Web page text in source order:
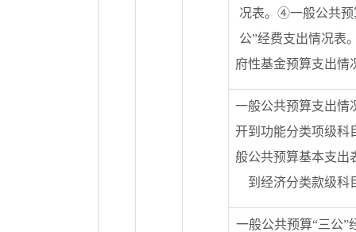
况表。④一般公共预
公”经费支出情况表
府性基金预算支出情
一般公共预算支出情
开到功能分类项级科
般公共预算基本支出
到经济分类款级科
一般公共预算“三公”